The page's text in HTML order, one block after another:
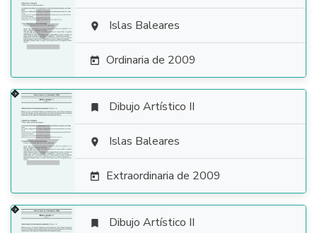
  Islas Baleares
 Ordinaria de 2009

 Dibujo Artístico II
 Islas Baleares
 Extraordinaria de 2009
 Dibujo Artístico II